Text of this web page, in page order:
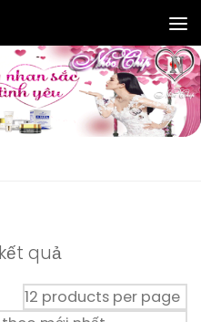
quảĐã
sắp
xếp